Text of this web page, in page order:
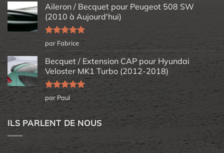
Aileron / Becquet pour Peugeot 508 SW
(2010 à Aujourd'hui)
Note5sur
5
par Fabrice
Becquet / Extension CAP pour Hyundai
Veloster MK1 Turbo (2012-2018)
Note5sur
5
par Paul
ILS PARLENT DE NOUS